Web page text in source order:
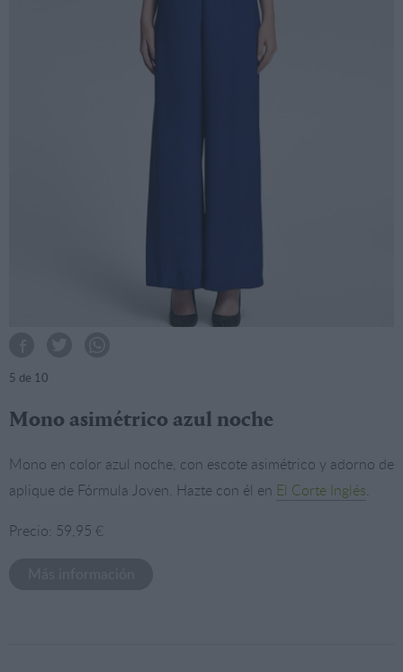
5 de 10
Mono asimétrico azul noche
Mono en color azul noche, con escote asimétrico y adorno de
aplique de Fórmula Joven. Hazte con él en El Corte Inglés.
Precio: 59,95 €